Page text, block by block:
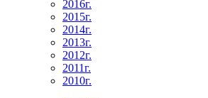
2016г.
2015г.
2014г.
2013г.
2012г.
2011г.
2010г.